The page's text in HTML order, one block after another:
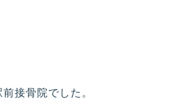
接骨院でした。